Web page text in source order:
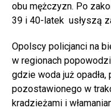
obu mężczyzn. Po
39 i 40-latek usłyszą
Opolscy policjanci na
w regionach
gdzie woda już
pozostawionego w
kradzieżami i